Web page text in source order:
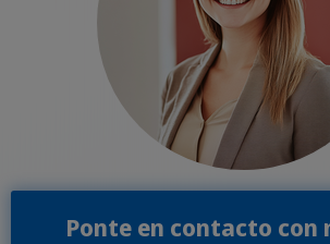
Ponte en contacto con